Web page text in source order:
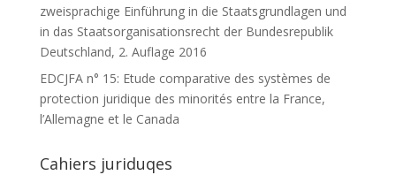
zweisprachige Einführung in die Staatsgrundlagen und
in das Staatsorganisationsrecht der Bundesrepublik
Deutschland, 2. Auflage 2016
EDCJFA n° 15: Etude comparative des systèmes de
protection juridique des minorités entre la France,
l’Allemagne et le Canada
Cahiers juriduqes